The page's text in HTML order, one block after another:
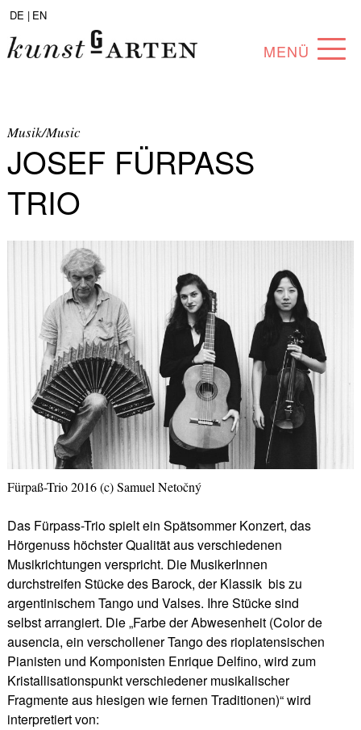
DE | EN
MENÜ
SAMMLUNG
PARTNER*INNEN
ANGEBOTE
Musik/Music
JOSEF FÜRPASS
TRIO
Fürpaß-Trio 2016 (c) Samuel Netočný
Das Fürpass-Trio spielt ein Spätsommer Konzert, das
Hörgenuss höchster Qualität aus verschiedenen
Musikrichtungen verspricht. Die MusikerInnen
durchstreifen Stücke des Barock, der Klassik bis zu
argentinischem Tango und Valses. Ihre Stücke sind
selbst arrangiert. Die „Farbe der Abwesenheit (Color de
ausencia, ein verschollener Tango des rioplatensischen
Pianisten und Komponisten Enrique Delfino, wird zum
Kristallisationspunkt verschiedener musikalischer
Fragmente aus hiesigen wie fernen Traditionen)“ wird
interpretiert von: